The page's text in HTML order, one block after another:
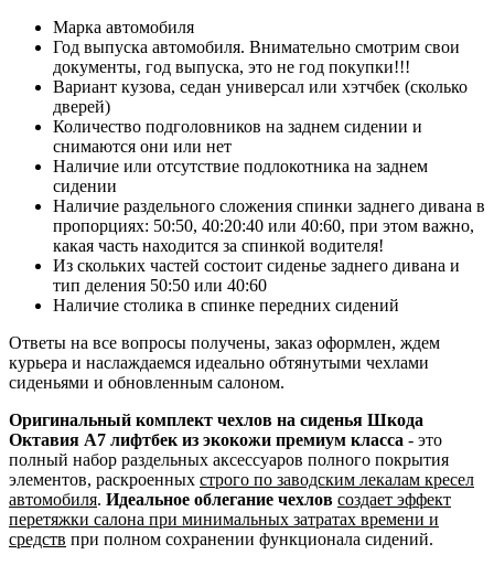
Марка автомобиля
Год выпуска автомобиля. Внимательно смотрим свои
документы, год выпуска, это не год покупки!!!
Вариант кузова, седан универсал или хэтчбек (сколько
дверей)
Количество подголовников на заднем сидении и
снимаются они или нет
Наличие или отсутствие подлокотника на заднем
сидении
Наличие раздельного сложения спинки заднего дивана в
пропорциях: 50:50, 40:20:40 или 40:60, при этом важно,
какая часть находится за спинкой водителя!
Из скольких частей состоит сиденье заднего дивана и
тип деления 50:50 или 40:60
Наличие столика в спинке передних сидений
Ответы на все вопросы получены, заказ оформлен, ждем
курьера и наслаждаемся идеально обтянутыми чехлами
сиденьями и обновленным салоном.
Оригинальный комплект чехлов на сиденья Шкода
Октавия А7 лифтбек из экокожи премиум класса - это
полный набор раздельных аксессуаров полного покрытия
элементов, раскроенных строго по заводским лекалам кресел
автомобиля. Идеальное облегание чехлов создает эффект
перетяжки салона при минимальных затратах времени и
средств при полном сохранении функционала сидений.